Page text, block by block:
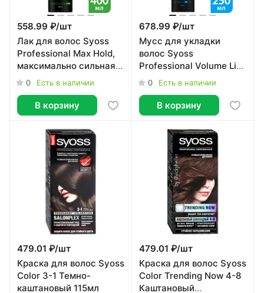
558.99 ₽/шт
Лак для волос Syoss
Professional Max Hold,
максимально сильная
фиксация 400мл
0 Есть в наличии
В корзину
678.99 ₽/шт
Мусс для укладки
волос Syoss
Professional Volume Lift
объем, экстрасильная
0 Есть в наличии
В корзину
479.01 ₽/шт
Краска для волос Syoss
Color 3-1 Темно-
каштановый 115мл
479.01 ₽/шт
Краска для волос Syoss
Color Trending Now 4-8
Каштановый